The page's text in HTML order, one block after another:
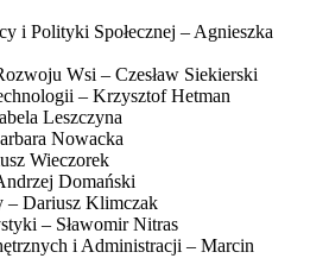
i Polityki Społecznej – Agnieszka
Wsi – Czesław Siekierski
– Krzysztof Hetman
Leszczyna
Nowacka
Wieczorek
Domański
– Dariusz Klimczak
– Sławomir Nitras
i Administracji – Marcin